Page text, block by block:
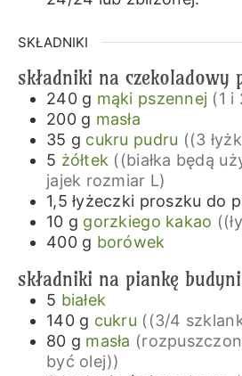
SKŁADNIKI
składniki na czekoladowy
240 g mąki pszennej (1 i
200 g masła
35 g cukru pudru ((3
5 żółtek ((białka będą
jajek rozmiar L)
1,5 łyżeczki proszku do
10 g gorzkiego kakao
400 g borówek
składniki na piankę
5 białek
140 g cukru ((3/4
80 g masła
być olej))